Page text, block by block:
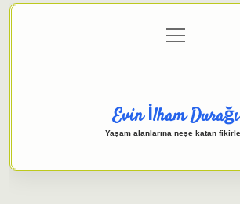
Gizlilik Politikası
menüyü
aç
Evin İlham Durağı
Yaşam alanlarına neşe katan